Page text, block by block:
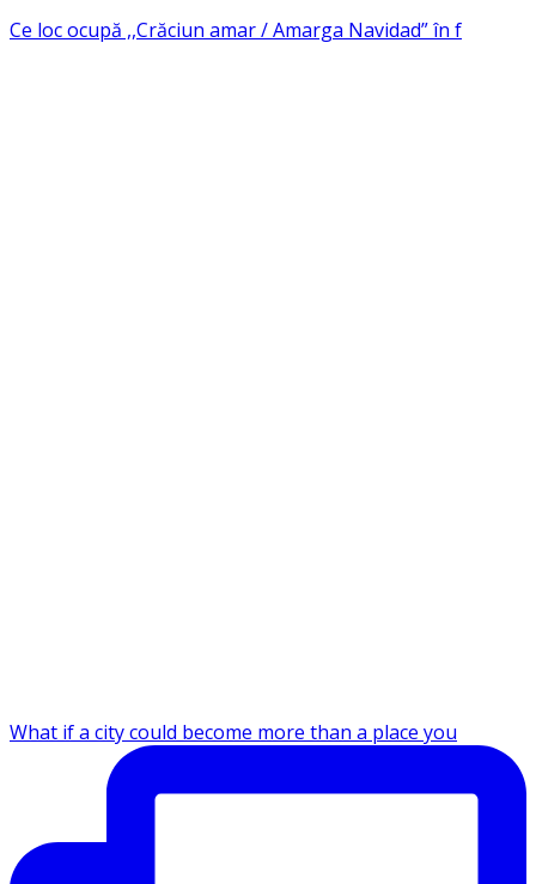
Ce loc ocupă ,,Crăciun amar / Amarga Navidad” în f
What if a city could become more than a place you